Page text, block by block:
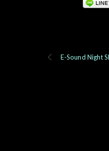
E-Sound Night